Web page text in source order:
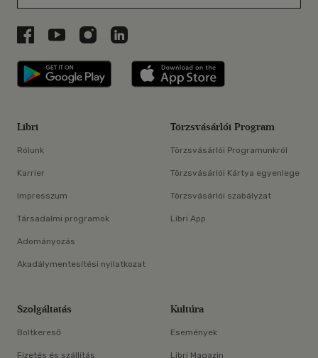
Libri a Facebookon
Libri a Youtube-on
Libri az Instagramon
Libri a LinkedInen
Libri applikáció Szerezd meg: Google
Libri
Rólunk
Karrier
Impresszum
Társadalmi programok
Adományozás
Akadálymentesítési nyilatkozat
Törzsvásárlói Program
Törzsvásárlói Programunkról
Törzsvásárlói Kártya egyenlege
Törzsvásárlói szabályzat
Libri App
Szolgáltatás
Boltkereső
Fizetés és szállítás
Kultúra
Események
Libri Magazin